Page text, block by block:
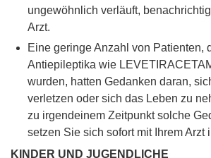
ungewöhnlich verläuft,
Arzt.
Eine geringe Anzahl von Patienten,
Antiepileptika wie
wurden, hatten Gedanken daran,
verletzen oder sich das Leben zu
zu irgendeinem Zeitpunkt solche
setzen Sie sich sofort mit Ihrem Arzt
KINDER UND JUGENDLICHE